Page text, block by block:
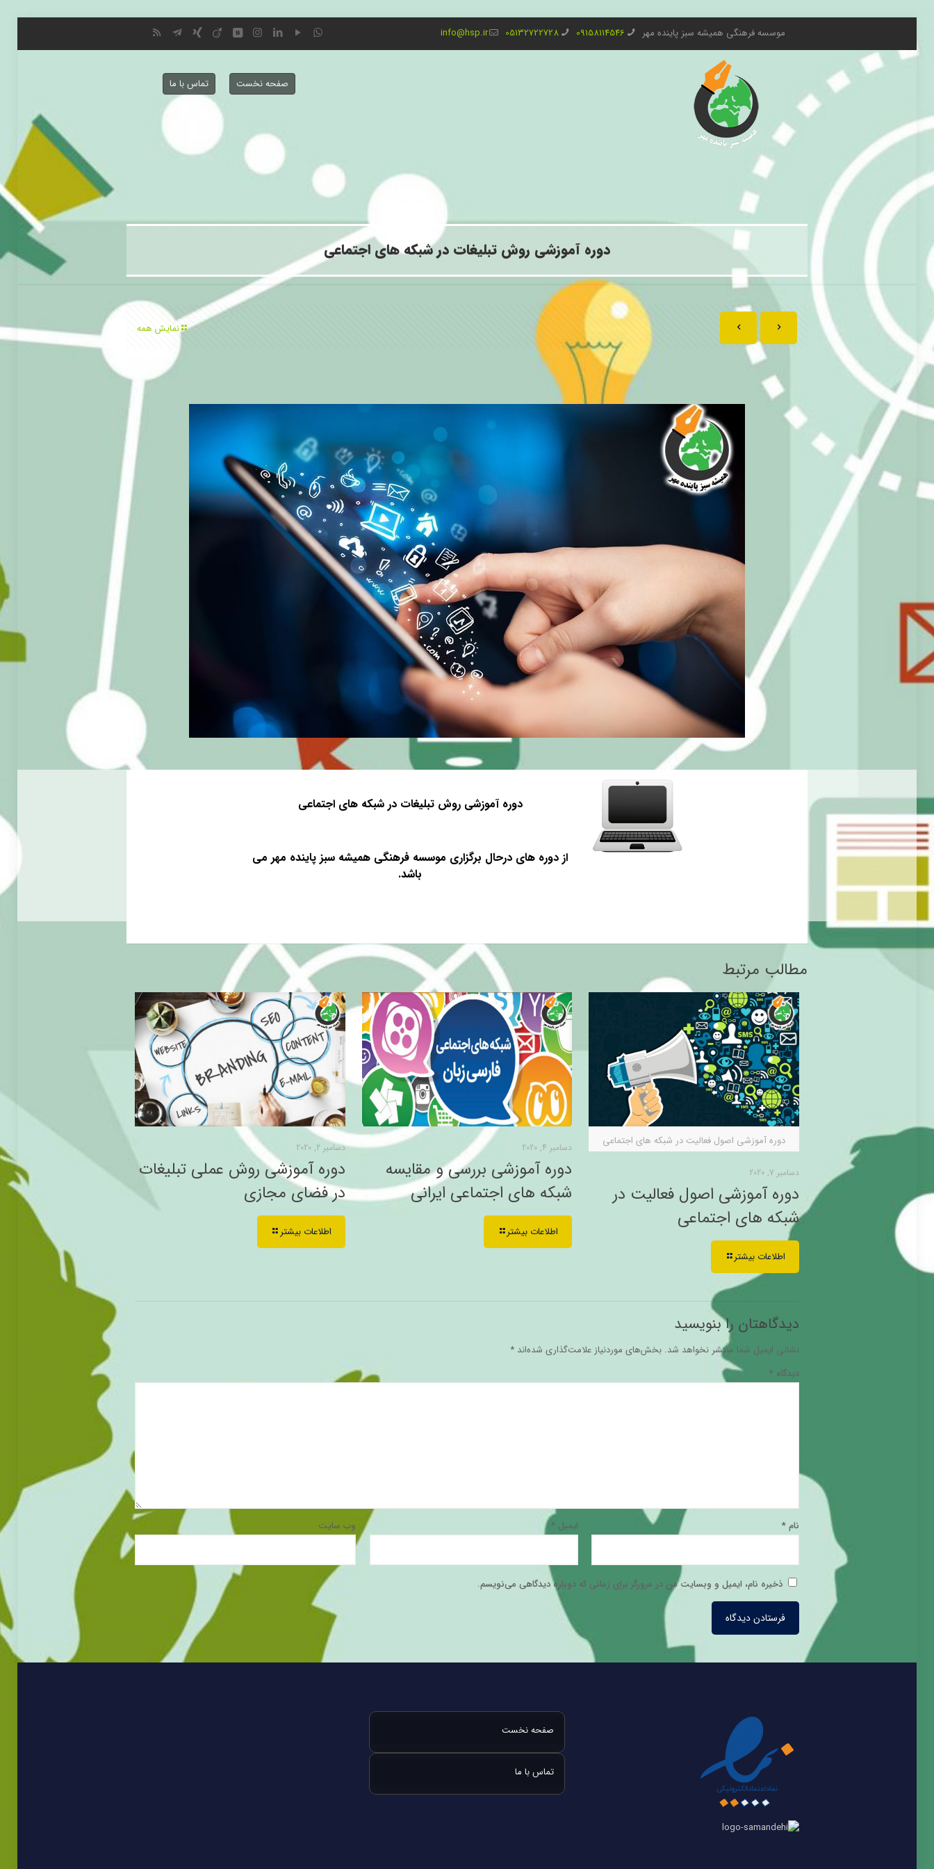
موسسه فرهنگی همیشه سبز پاینده مهر 09158114546
05132722728
info@hsp.ir
صفحه نخست تماس با ما
دوره آموزشی روش تبلیغات در شبکه های اجتماعی
نمایش همه
دوره آموزشی روش تبلیغات در شبکه های اجتماعی
از دوره های درحال برگزاری موسسه فرهنگی همیشه سبز پاینده مهرمی
باشد.
مطالب مرتبط
دوره آموزشی اصول فعالیت در شبکه های اجتماعی
دسامبر 7, 2020
دوره آموزشی اصول فعالیت در
شبکه های اجتماعی
اطلاعات بیشتر
دسامبر 4, 2020
دوره آموزشی بررسی و مقایسه
شبکه های اجتماعی ایرانی
اطلاعات بیشتر
دسامبر 2, 2020
دوره آموزشی روش عملی تبلیغات
در فضای مجازی
اطلاعات بیشتر
دیدگاهتان را بنویسید
نشانی ایمیل شما منتشر نخواهد شد. بخش‌های موردنیاز علامت‌گذاری شده‌اند *
دیدگاه *
نام* ایمیل * وب‌ سایت
ذخیره نام، ایمیل و وبسایت من در مرورگر برای زمانی که دوباره دیدگاهی می‌نویسم.
صفحه نخست
تماس با ما